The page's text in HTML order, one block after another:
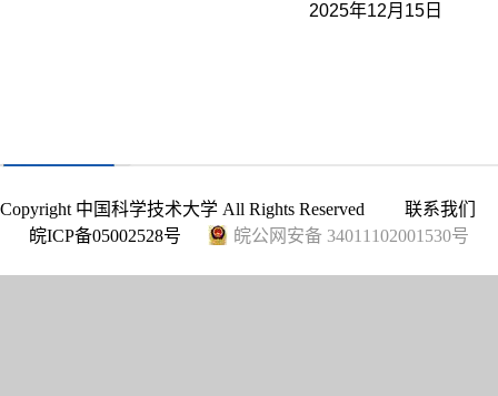
2025年12月 15 日
Copyright 中国科学技术大学 All Rights Reserved 联系我们
皖ICP备05002528号
皖公网安备 34011102001530号